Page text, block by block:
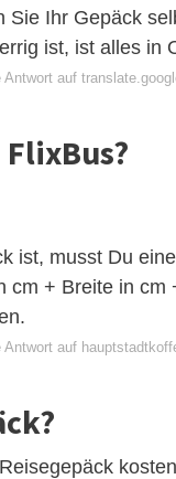
Ihr Gepäck
ist, ist alles in
auf
ist, musst Du
cm + Breite in cm
auf